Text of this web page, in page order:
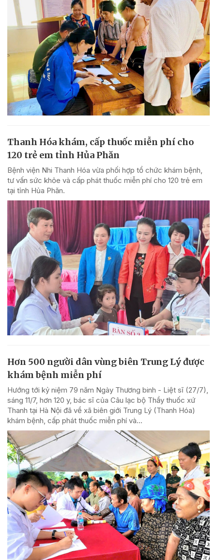
Thanh Hóa khám, cấp thuốc miễn phí cho
120 trẻ em tỉnh Hủa Phăn
Bệnh viện Nhi Thanh Hóa vừa phối hợp tổ chức khám bệnh,
tư vấn sức khỏe và cấp phát thuốc miễn phí cho 120 trẻ em
tại tỉnh Hủa Phăn.
Hơn 500 người dân vùng biên Trung Lý được
khám bệnh miễn phí
Hướng tới kỷ niệm 79 năm Ngày Thương binh - Liệt sĩ (27/7),
sáng 11/7, hơn 120 y, bác sĩ của Câu lạc bộ Thầy thuốc xứ
Thanh tại Hà Nội đã về xã biên giới Trung Lý (Thanh Hóa)
khám bệnh, cấp phát thuốc miễn phí và...